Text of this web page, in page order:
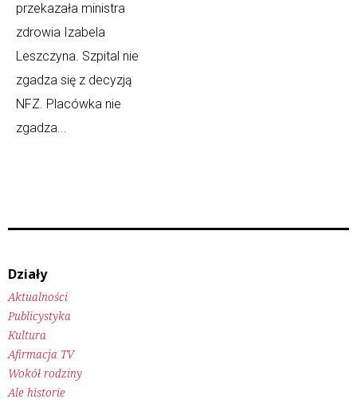
przekazała ministra
zdrowia Izabela
Leszczyna. Szpital nie
zgadza się z decyzją
NFZ. Placówka nie
zgadza...
Działy
Aktualności
Publicystyka
Kultura
Afirmacja TV
Wokół rodziny
Ale historie